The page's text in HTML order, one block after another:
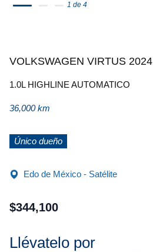
1 de 4
VOLKSWAGEN VIRTUS 2024
1.0L HIGHLINE AUTOMATICO
36,000 km
Único dueño
Edo de México - Satélite
$344,100
Llévatelo por